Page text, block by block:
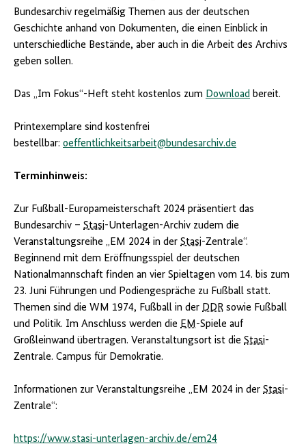
Bundesarchiv regelmäßig Themen aus der deutschen
Geschichte anhand von Dokumenten, die einen Einblick in
unterschiedliche Bestände, aber auch in die Arbeit des Archivs
geben sollen.
Das „Im Fokus“-Heft steht kostenlos zum Download bereit.
Printexemplare sind kostenfrei
bestellbar: oeffentlichkeitsarbeit@bundesarchiv.de
Terminhinweis:
Zur Fußball-Europameisterschaft 2024 präsentiert das
Bundesarchiv – Stasi-Unterlagen-Archiv zudem die
Veranstaltungsreihe „EM 2024 in der Stasi-Zentrale“.
Beginnend mit dem Eröffnungsspiel der deutschen
Nationalmannschaft finden an vier Spieltagen vom 14. bis zum
23. Juni Führungen und Podiengespräche zu Fußball statt.
Themen sind die WM 1974, Fußball in der DDR sowie Fußball
und Politik. Im Anschluss werden die EM-Spiele auf
Großleinwand übertragen. Veranstaltungsort ist die Stasi-
Zentrale. Campus für Demokratie.
Informationen zur Veranstaltungsreihe „EM 2024 in der Stasi-
Zentrale“:
https://www.stasi-unterlagen-archiv.de/em24